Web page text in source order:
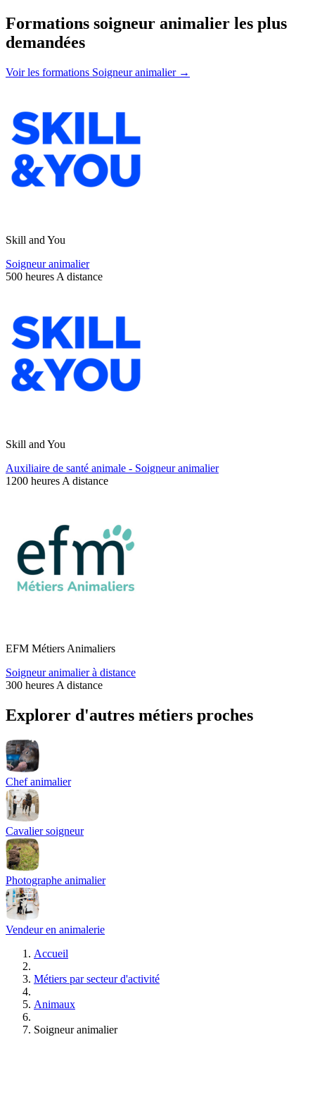
Formations soigneur animalier les plus
demandées
Voir les formations Soigneur animalier →
Skill and You
Soigneur animalier
500 heures A distance
Skill and You
Auxiliaire de santé animale - Soigneur animalier
1200 heures A distance
EFM Métiers Animaliers
Soigneur animalier à distance
300 heures A distance
Explorer d'autres métiers proches
Chef animalier
Cavalier soigneur
Photographe animalier
Vendeur en animalerie
Accueil
Métiers par secteur d'activité
Animaux
Soigneur animalier